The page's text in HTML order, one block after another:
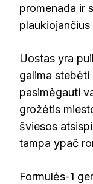
promenada ir
plaukiojančius
Uostas yra
galima stebėti
pasimėgauti
grožėtis
šviesos
tampa ypač
Formulės-1